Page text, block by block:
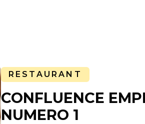
RESTAURANT
CONFLUENCE
NUMERO 1